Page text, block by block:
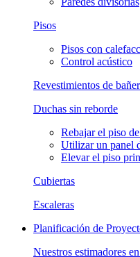
Pisos
Pisos con
Control acústico
Revestimientos de
Duchas sin reborde
Rebajar el piso
Utilizar un panel
Elevar el piso
Cubiertas
Escaleras
Planificación de
Nuestros estimadores